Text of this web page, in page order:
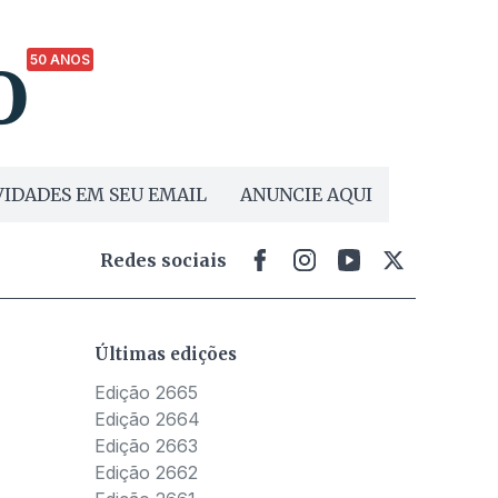
50 ANOS
EM SEU EMAIL ANUNCIE AQUI
Redes sociais
Últimas edições
Edição 2665
Edição 2664
Edição 2663
Edição 2662